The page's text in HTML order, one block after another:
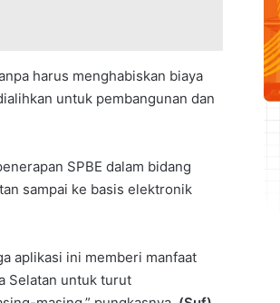
harus menghabiskan biaya
untuk pembangunan dan
SPBE dalam bidang
sampai ke basis elektronik
aplikasi ini memberi manfaat
Selatan untuk turut